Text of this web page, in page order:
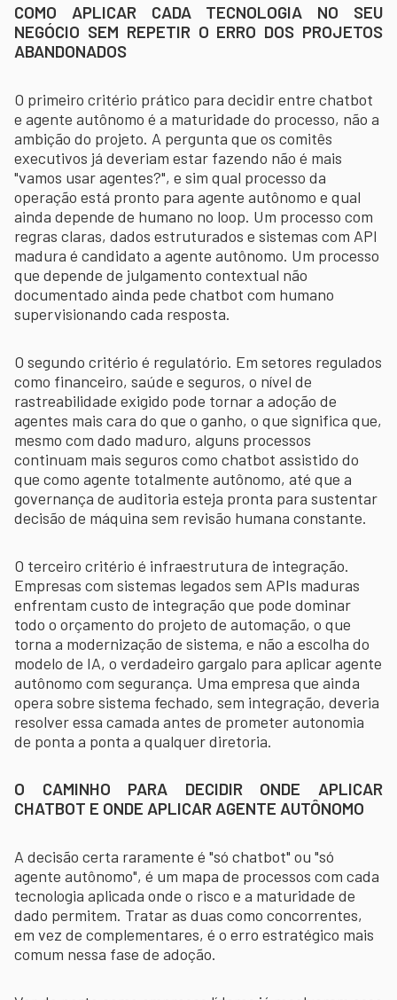
COMO APLICAR CADA TECNOLOGIA NO SEU
NEGÓCIO SEM REPETIR O ERRO DOS PROJETOS
ABANDONADOS
O primeiro critério prático para decidir entre chatbot
e agente autônomo é a maturidade do processo, não a
ambição do projeto. A pergunta que os comitês
executivos já deveriam estar fazendo não é mais
"vamos usar agentes?", e sim qual processo da
operação está pronto para agente autônomo e qual
ainda depende de humano no loop. Um processo com
regras claras, dados estruturados e sistemas com API
madura é candidato a agente autônomo. Um processo
que depende de julgamento contextual não
documentado ainda pede chatbot com humano
supervisionando cada resposta.
O segundo critério é regulatório. Em setores regulados
como financeiro, saúde e seguros, o nível de
rastreabilidade exigido pode tornar a adoção de
agentes mais cara do que o ganho, o que significa que,
mesmo com dado maduro, alguns processos
continuam mais seguros como chatbot assistido do
que como agente totalmente autônomo, até que a
governança de auditoria esteja pronta para sustentar
decisão de máquina sem revisão humana constante.
O terceiro critério é infraestrutura de integração.
Empresas com sistemas legados sem APIs maduras
enfrentam custo de integração que pode dominar
todo o orçamento do projeto de automação, o que
torna a modernização de sistema, e não a escolha do
modelo de IA, o verdadeiro gargalo para aplicar agente
autônomo com segurança. Uma empresa que ainda
opera sobre sistema fechado, sem integração, deveria
resolver essa camada antes de prometer autonomia
de ponta a ponta a qualquer diretoria.
O CAMINHO PARA DECIDIR ONDE APLICAR
CHATBOT E ONDE APLICAR AGENTE AUTÔNOMO
A decisão certa raramente é "só chatbot" ou "só
agente autônomo", é um mapa de processos com cada
tecnologia aplicada onde o risco e a maturidade de
dado permitem. Tratar as duas como concorrentes,
em vez de complementares, é o erro estratégico mais
comum nessa fase de adoção.